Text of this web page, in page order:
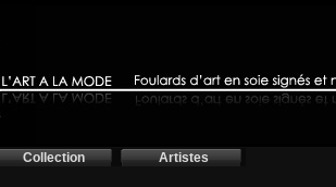
Collection Artistes